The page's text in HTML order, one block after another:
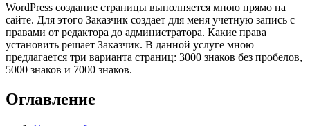
WordPress создание страницы выполняется мною прямо на
сайте. Для этого Заказчик создает для меня учетную запись с
правами от редактора до администратора. Какие права
установить решает Заказчик. В данной услуге мною
предлагается три варианта страниц: 3000 знаков без пробелов,
5000 знаков и 7000 знаков.
Оглавление